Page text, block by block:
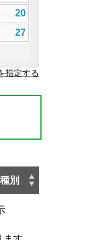
20
27
指定する
種別